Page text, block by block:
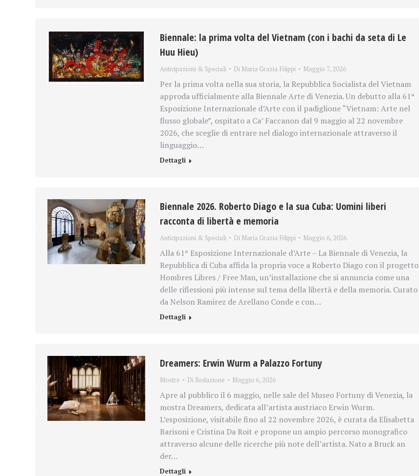
Biennale: la prima volta del Vietnam (con i bachi da seta di Le
Huu Hieu)
Anticipazioni & Speciali Di Maria Grazia Filippi Maggio 7, 2026
Per la prima volta nella sua storia, la Repubblica Socialista del Vietnam
approda ufficialmente alla Biennale Arte di Venezia. Un debutto alla 61ª
Esposizione Internazionale d’Arte con il padiglione “Vietnam: Arte nel
flusso globale”, ospitato a Ca’ Faccanon dal 9 maggio al 22 novembre
2026, che sceglie di entrare nel dialogo internazionale attraverso il
linguaggio…
Dettagli
Biennale 2026. Roberto Diago e la sua Cuba: Uomini liberi
racconta di libertà e memoria
Anticipazioni & Speciali Di Maria Grazia Filippi Maggio 6, 2026
Alla 61ª Esposizione Internazionale d’Arte – La Biennale di Venezia, la
Repubblica di Cuba affida la propria voce a Roberto Diago con il progetto
Hombres Libres / Free Man, un’installazione che si annuncia come una
delle riflessioni più intense sul tema della libertà e della memoria. Curato
da Nelson Ramirez de Arellano Conde e con…
Dettagli
Dreamers: Erwin Wurm a Palazzo Fortuny
Mostre Di Redazione Maggio 6, 2026
Apre al pubblico il 6 maggio, nelle sale del Museo Fortuny di Venezia, la
mostra Dreamers, dedicata all’artista austriaco Erwin Wurm.
L’esposizione, visitabile fino al 22 novembre 2026, è curata da Elisabetta
Barisoni e Cristina Da Roit e propone un ampio percorso monografico
attraverso alcune delle ricerche più note dell’artista. Nato a Bruck an
der…
Dettagli